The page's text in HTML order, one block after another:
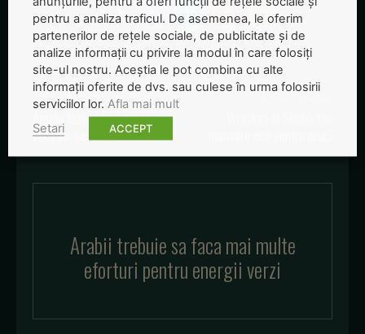
Articolul precedent
Anglia taie padurile pentru a
face loc sesurilor
Arabii trebuie sa faca mai multe
eforturi pentru energii verzi
pentru a analiza traficul. De asemenea, le oferim
partenerilor de rețele sociale, de publicitate și de
analize informații cu privire la modul în care folosiți
site-ul nostru. Aceștia le pot combina cu alte
informații oferite de dvs. sau culese în urma folosirii
serviciilor lor. Afla mai mult
Setari
ACCEPT